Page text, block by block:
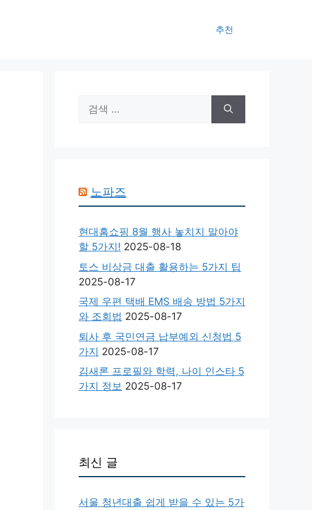
추천
색:
노파즈
현대홈쇼핑 8월 행사 놓치지 말아야
할 5가지! 2025-08-18
토스 비상금 대출 활용하는 5가지 팁
2025-08-17
국제 우편 택배 EMS 배송 방법 5가지
와 조회법 2025-08-17
퇴사 후 국민연금 납부예외 신청법 5
가지 2025-08-17
김새론 프로필와 학력, 나이 인스타 5
가지 정보 2025-08-17
최신 글
서울 청년대출 쉽게 받을 수 있는 5가